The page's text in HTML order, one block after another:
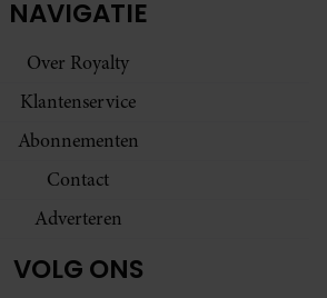
NAVIGATIE
Over Royalty
Klantenservice
Abonnementen
Contact
Adverteren
VOLG ONS